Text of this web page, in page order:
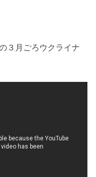
３月ごろウクライナ